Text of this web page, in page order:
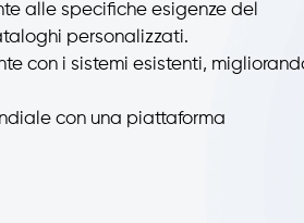
alle specifiche esigenze del
personalizzati.
con i sistemi esistenti,
con una piattaforma